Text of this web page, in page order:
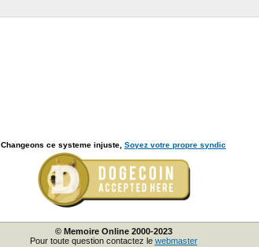
Changeons ce systeme injuste, Soyez votre propre syndic
© Memoire Online 2000-2023
Pour toute question contactez le webmaster